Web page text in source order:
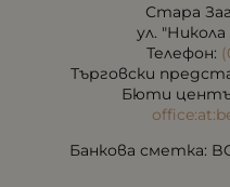
Стара
ул.
Телефон:
Търговски
Бюти
Банкова сметка: